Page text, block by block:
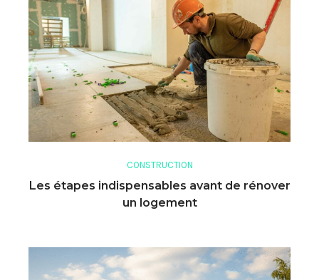
CONSTRUCTION
Les étapes indispensables avant de rénover
un logement